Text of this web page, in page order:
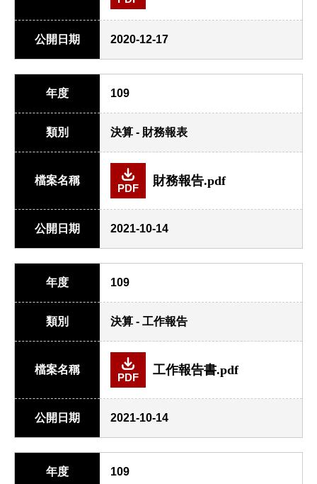
公開日期 2020-12-17
年度 109
類別 決算 - 財務報表
檔案名稱
PDF
財務報告.pdf
公開日期 2021-10-14
年度 109
類別 決算 - 工作報告
檔案名稱
PDF
工作報告書.pdf
公開日期 2021-10-14
年度 109